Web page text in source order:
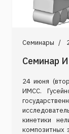
Семинары
Семинар
24 июня
ИМСС.
кинетики
композитных